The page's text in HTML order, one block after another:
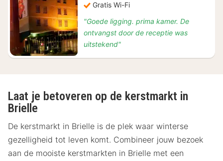
Gratis Wi-Fi
"Goede ligging. prima kamer. De
ontvangst door de receptie was
uitstekend"
Laat je betoveren op de kerstmarkt in
Brielle
De kerstmarkt in Brielle is de plek waar winterse
gezelligheid tot leven komt. Combineer jouw bezoek
aan de mooiste kerstmarkten in Brielle met een